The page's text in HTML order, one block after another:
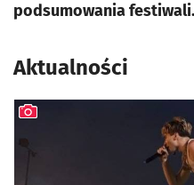
podsumowania festiwali.
Aktualności